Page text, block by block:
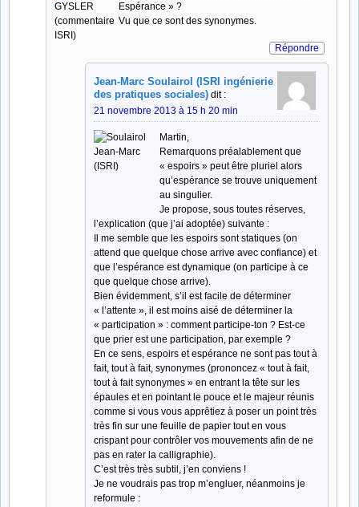
Espérance » ?
Vu que ce sont des synonymes.
Répondre
Jean-Marc Soulairol (ISRI ingénierie
des pratiques sociales) dit :
21 novembre 2013 à 15 h 20 min
Martin,
Remarquons préalablement que
« espoirs » peut être pluriel alors
qu’espérance se trouve uniquement
au singulier.
Je propose, sous toutes réserves,
l’explication (que j’ai adoptée) suivante :
Il me semble que les espoirs sont statiques (on
attend que quelque chose arrive avec confiance) et
que l’espérance est dynamique (on participe à ce
que quelque chose arrive).
Bien évidemment, s’il est facile de déterminer
« l’attente », il est moins aisé de déterminer la
« participation » : comment participe-ton ? Est-ce
que prier est une participation, par exemple ?
En ce sens, espoirs et espérance ne sont pas tout à
fait, tout à fait, synonymes (prononcez « tout à fait,
tout à fait synonymes » en entrant la tête sur les
épaules et en pointant le pouce et le majeur réunis
comme si vous vous apprêtiez à poser un point très
très fin sur une feuille de papier tout en vous
crispant pour contrôler vos mouvements afin de ne
pas en rater la calligraphie).
C’est très très subtil, j’en conviens !
Je ne voudrais pas trop m’engluer, néanmoins je
reformule :